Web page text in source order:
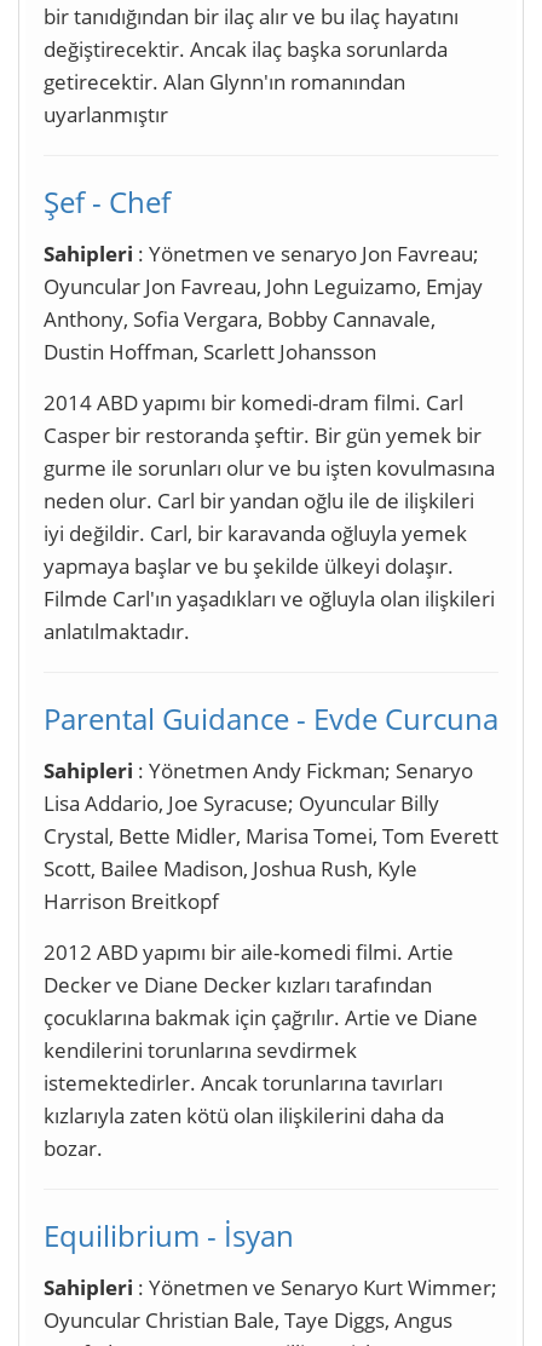
bir tanıdığından bir ilaç alır ve bu ilaç hayatını
değiştirecektir. Ancak ilaç başka sorunlarda
getirecektir. Alan Glynn'ın romanından
uyarlanmıştır
Şef - Chef
Sahipleri : Yönetmen ve senaryo Jon Favreau;
Oyuncular Jon Favreau, John Leguizamo, Emjay
Anthony, Sofia Vergara, Bobby Cannavale,
Dustin Hoffman, Scarlett Johansson
2014 ABD yapımı bir komedi-dram filmi. Carl
Casper bir restoranda şeftir. Bir gün yemek bir
gurme ile sorunları olur ve bu işten kovulmasına
neden olur. Carl bir yandan oğlu ile de ilişkileri
iyi değildir. Carl, bir karavanda oğluyla yemek
yapmaya başlar ve bu şekilde ülkeyi dolaşır.
Filmde Carl'ın yaşadıkları ve oğluyla olan ilişkileri
anlatılmaktadır.
Parental Guidance - Evde Curcuna
Sahipleri : Yönetmen Andy Fickman; Senaryo
Lisa Addario, Joe Syracuse; Oyuncular Billy
Crystal, Bette Midler, Marisa Tomei, Tom Everett
Scott, Bailee Madison, Joshua Rush, Kyle
Harrison Breitkopf
2012 ABD yapımı bir aile-komedi filmi. Artie
Decker ve Diane Decker kızları tarafından
çocuklarına bakmak için çağrılır. Artie ve Diane
kendilerini torunlarına sevdirmek
istemektedirler. Ancak torunlarına tavırları
kızlarıyla zaten kötü olan ilişkilerini daha da
bozar.
Equilibrium - İsyan
Sahipleri : Yönetmen ve Senaryo Kurt Wimmer;
Oyuncular Christian Bale, Taye Diggs, Angus